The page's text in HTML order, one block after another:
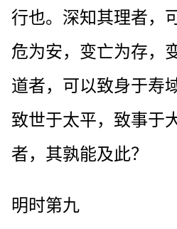
行也。深知其理者，
危为安，变亡为存，
道者，可以致身于寿
致世于太平，致事于
者，其孰能及此？
明时第九